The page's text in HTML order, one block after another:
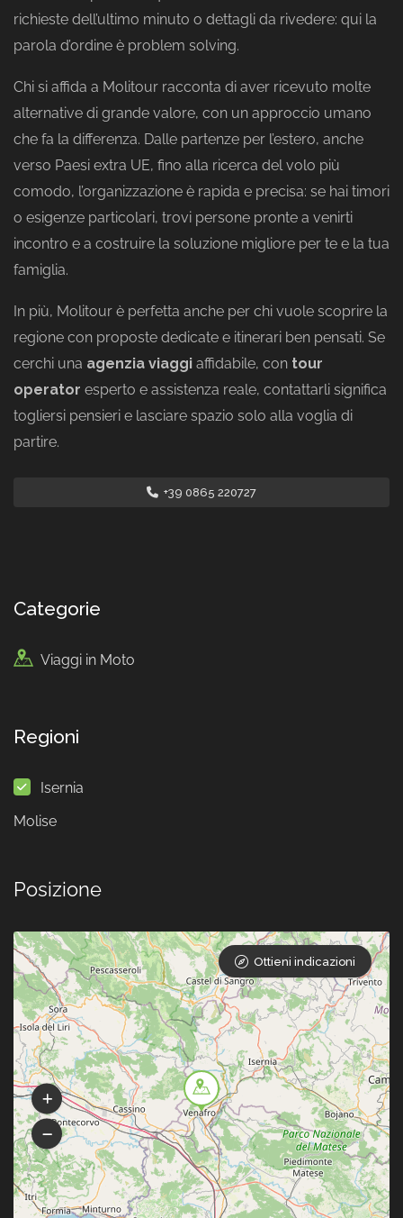
richieste dell’ultimo minuto o dettagli da rivedere: qui la
parola d’ordine è problem solving.
Chi si affida a Molitour racconta di aver ricevuto molte
alternative di grande valore, con un approccio umano
che fa la differenza. Dalle partenze per l’estero, anche
verso Paesi extra UE, fino alla ricerca del volo più
comodo, l’organizzazione è rapida e precisa: se hai timori
o esigenze particolari, trovi persone pronte a venirti
incontro e a costruire la soluzione migliore per te e la tua
famiglia.
In più, Molitour è perfetta anche per chi vuole scoprire la
regione con proposte dedicate e itinerari ben pensati. Se
cerchi una agenzia viaggi affidabile, con tour
operator esperto e assistenza reale, contattarli significa
togliersi pensieri e lasciare spazio solo alla voglia di
partire.
+39 0865 220727
Categorie
Viaggi in Moto
Regioni
Isernia
Molise
Posizione
Ottieni indicazioni